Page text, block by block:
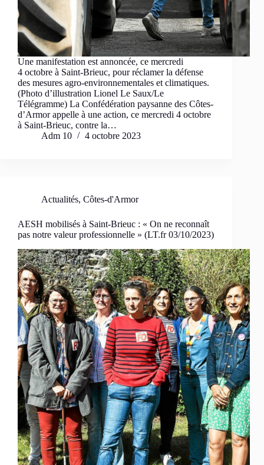
Une manifestation est annoncée, ce mercredi
4 octobre à Saint-Brieuc, pour réclamer la défense
des mesures agro-environnementales et climatiques.
(Photo d’illustration Lionel Le Saux/Le
Télégramme) La Confédération paysanne des Côtes-
d’Armor appelle à une action, ce mercredi 4 octobre
à Saint-Brieuc, contre la…
Adm 10
4 octobre 2023
Actualités, Côtes-d'Armor
AESH mobilisés à Saint-Brieuc : « On ne reconnaît
pas notre valeur professionnelle » (LT.fr 03/10/2023)